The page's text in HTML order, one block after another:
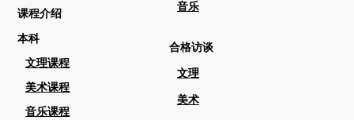
课程介绍
本科
文理课程
美术课程
音乐课程
音乐
合格访谈
文理
美术